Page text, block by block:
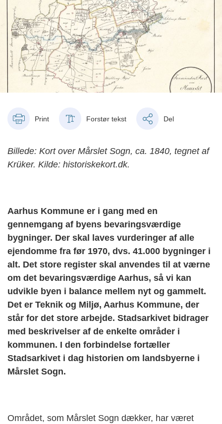
Print Forstør tekst Del
Billede: Kort over Mårslet Sogn, ca. 1840, tegnet af
Krüker. Kilde: historiskekort.dk.
Aarhus Kommune er i gang med en
gennemgang af byens bevaringsværdige
bygninger. Der skal laves vurderinger af alle
ejendomme fra før 1970, dvs. 41.000 bygninger i
alt. Det store register skal anvendes til at værne
om det bevaringsværdige Aarhus, så vi kan
udvikle byen i balance mellem nyt og gammelt.
Det er Teknik og Miljø, Aarhus Kommune, der
står for det store arbejde. Stadsarkivet bidrager
med beskrivelser af de enkelte områder i
kommunen. I den forbindelse fortæller
Stadsarkivet i dag historien om landsbyerne i
Mårslet Sogn.
Området, som Mårslet Sogn dækker, har været